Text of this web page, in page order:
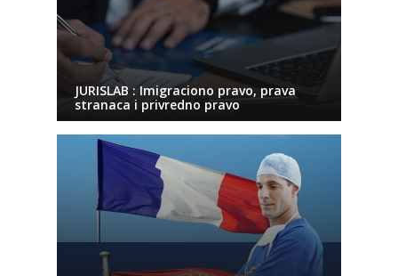
JURISLAB : Imigraciono pravo, prava
stranaca i privredno pravo